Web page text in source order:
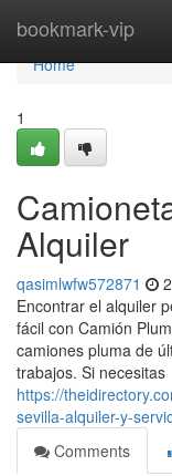
bookmark-vip
Home
Home
1
Alquiler
qasimlwfw572871
Encontrar el alquiler
fácil con Camión
camiones pluma de
trabajos. Si necesitas
https://
sevilla-alquiler-y-
Comments